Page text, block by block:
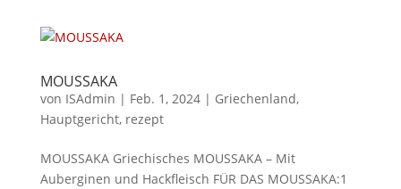
MOUSSAKA
von ISAdmin | Feb. 1, 2024| Griechenland,
Hauptgericht, rezept
MOUSSAKA Griechisches MOUSSAKA – Mit
Auberginen und Hackfleisch FÜR DAS MOUSSAKA:1